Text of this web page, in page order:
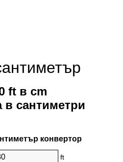
ft в cm
в сантиметри
конвертор
ft